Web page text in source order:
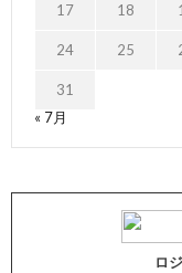
17 18
24 25
31
« 7月
ロ